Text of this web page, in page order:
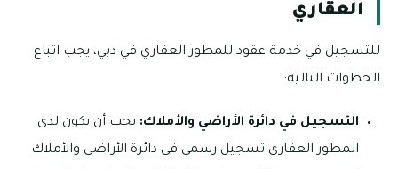
العقاري
للتسجيل في خدمة عقود للمطور العقاري في دبي، يجب اتباع
الخطوات التالية:
التسجيل في دائرة الأراضي والأملاك: يجب أن يكون لدى
المطور العقاري تسجيل رسمي في دائرة الأراضي والأملاك